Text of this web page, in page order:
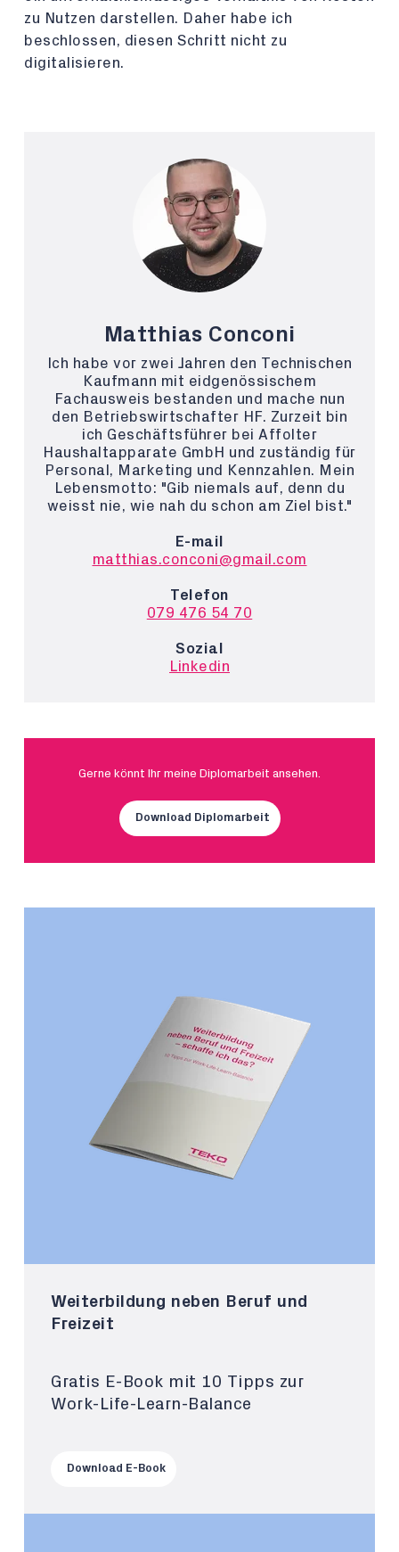
zu Nutzen darstellen. Daher habe ich
beschlossen, diesen Schritt nicht zu
digitalisieren.
Matthias Conconi
Ich habe vor zwei Jahren den Technischen
Kaufmann mit eidgenössischem
Fachausweis bestanden und mache nun
den Betriebswirtschafter HF. Zurzeit bin
ich Geschäftsführer bei Affolter
Haushaltapparate GmbH und zuständig für
Personal, Marketing und Kennzahlen. Mein
Lebensmotto: "Gib niemals auf, denn du
weisst nie, wie nah du schon am Ziel bist."
E-mail
matthias.conconi@gmail.com
Telefon
079 476 54 70
Sozial
Linkedin
Gerne könnt Ihr meine Diplomarbeit ansehen.
Download Diplomarbeit
Weiterbildung neben Beruf und
Freizeit
Gratis E-Book mit 10 Tipps zur
Work-Life-Learn-Balance
Download E-Book